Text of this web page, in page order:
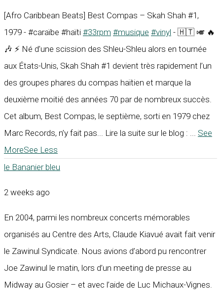
[Afro Caribbean Beats] Best Compas – Skah Shah #1,
1979 - #caraïbe #haïti #33rpm #musique #vinyl - 🇭🇹 🎺 🔥
🎶 ⚡ Né d’une scission des Shleu-Shleu alors en tournée
aux États-Unis, Skah Shah #1 devient très rapidement l’un
des groupes phares du compas haïtien et marque la
deuxième moitié des années 70 par de nombreux succès.
Cet album, Best Compas, le septième, sorti en 1979 chez
Marc Records, n’y fait pas... Lire la suite sur le blog : ... See
MoreSee Less
le Bananier bleu
2 weeks ago
En 2004, parmi les nombreux concerts mémorables
organisés au Centre des Arts, Claude Kiavué avait fait venir
le Zawinul Syndicate. Nous avions d’abord pu rencontrer
Joe Zawinul le matin, lors d’un meeting de presse au
Midway au Gosier – et avec l’aide de Luc Michaux-Vignes.